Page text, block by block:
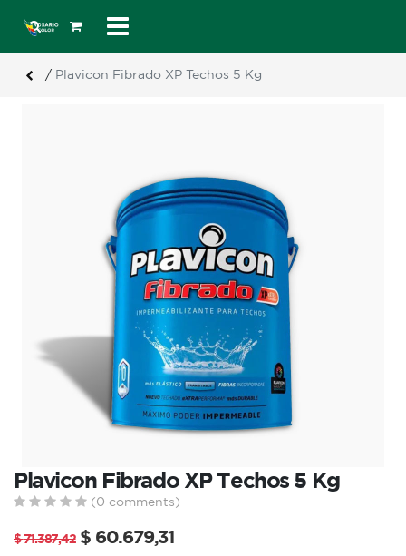
/ Plavicon Fibrado XP Techos 5 Kg
Plavicon Fibrado XP Techos 5 Kg
(0 comments)
$71.387,42 $ 60.679,31